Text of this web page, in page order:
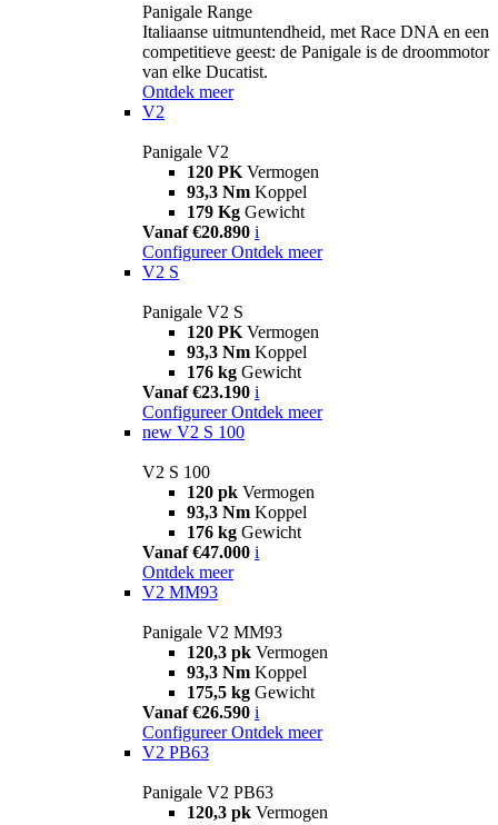
Panigale Range
Italiaanse uitmuntendheid, met Race DNA en een
competitieve geest: de Panigale is de droommotor
van elke Ducatist.
Ontdek meer
V2
Panigale V2
120 PK Vermogen
93,3 Nm Koppel
179 Kg Gewicht
Vanaf €20.890 i
Configureer Ontdek meer
V2 S
Panigale V2 S
120 PK Vermogen
93,3 Nm Koppel
176 kg Gewicht
Vanaf €23.190 i
Configureer Ontdek meer
new V2 S 100
V2 S 100
120 pk Vermogen
93,3 Nm Koppel
176 kg Gewicht
Vanaf €47.000 i
Ontdek meer
V2 MM93
Panigale V2 MM93
120,3 pk Vermogen
93,3 Nm Koppel
175,5 kg Gewicht
Vanaf €26.590 i
Configureer Ontdek meer
V2 PB63
Panigale V2 PB63
120,3 pk Vermogen